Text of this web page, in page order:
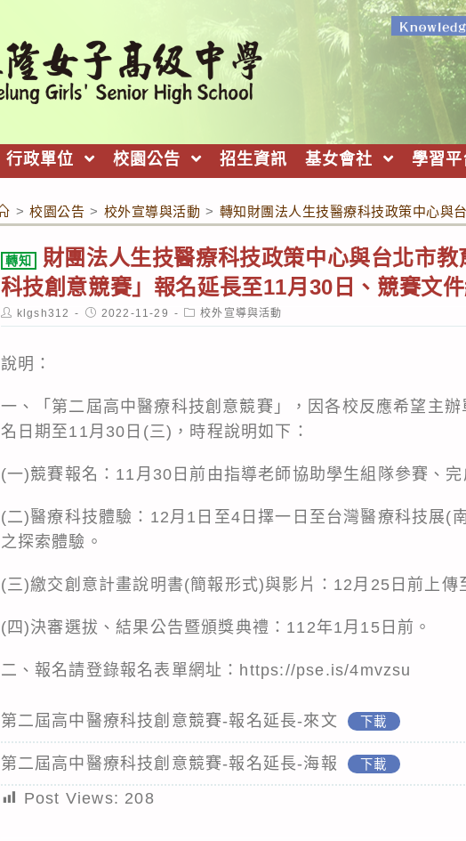
行政單位 校園公告 招生資訊 基女會社 學習平
> 校園公告 > 校外宣導與活動 > 轉知財團法人生技醫療科技政策中心與
轉知
財團法人生技醫療科技政策中心與台北市
科技創意競賽」報名延長至11月30日、競賽文
Post
author:
klgsh312
Post
published:
2022-11-29
Post
category:
校外宣導與活動
說明：
一、「第二屆高中醫療科技創意競賽」，因各校反應希望主
名日期至11月30日(三)，時程說明如下：
(一)競賽報名：11月30日前由指導老師協助學生組隊參賽、完
(二)醫療科技體驗：12月1日至4日擇一日至台灣醫療科技展(
之探索體驗。
(三)繳交創意計畫說明書(簡報形式)與影片：12月25日前上傳
(四)決審選拔、結果公告暨頒獎典禮：112年1月15日前。
二、報名請登錄報名表單網址：https://pse.is/4mvzsu
第二屆高中醫療科技創意競賽-報名延長-來文 下載
第二屆高中醫療科技創意競賽-報名延長-海報 下載
Post Views: 208